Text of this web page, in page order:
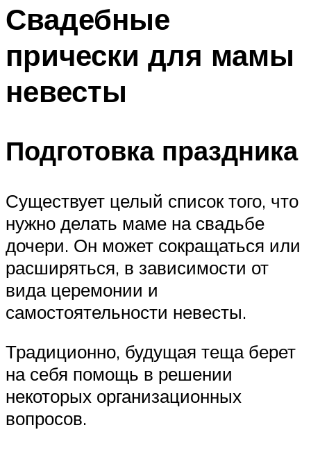
Свадебные
прически для мамы
невесты
Подготовка праздника
Существует целый список того, что
нужно делать маме на свадьбе
дочери. Он может сокращаться или
расширяться, в зависимости от
вида церемонии и
самостоятельности невесты.
Традиционно, будущая теща берет
на себя помощь в решении
некоторых организационных
вопросов.